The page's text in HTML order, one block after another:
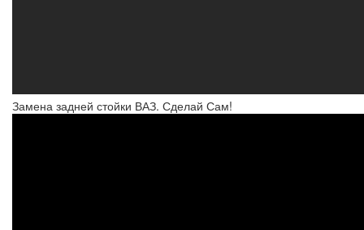
Замена задней стойки ВАЗ. Сделай Сам!